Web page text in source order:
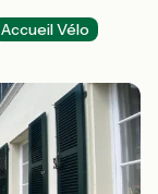
Accueil Vélo